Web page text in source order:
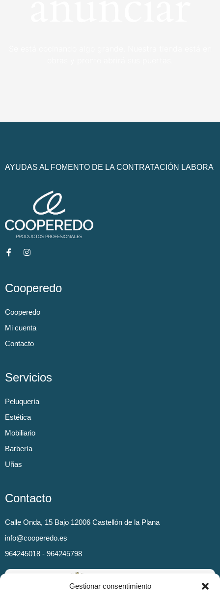
Gestionar consentimiento
AYUDAS AL FOMENTO DE LA CONTRATACIÓN LABORA
Cooperedo
Cooperedo
Mi cuenta
Contacto
Servicios
Peluquería
Estética
Mobiliario
Barbería
Uñas
Contacto
Calle Onda, 15 Bajo 12006 Castellón de la Plana
info@cooperedo.es
964245018 - 964245798